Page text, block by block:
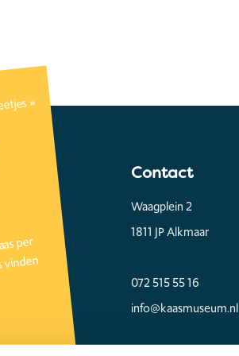
per
»
Contact
Waagplein 2
1811 JP Alkmaar
072 515 55 16
info@kaasmuseum.nl